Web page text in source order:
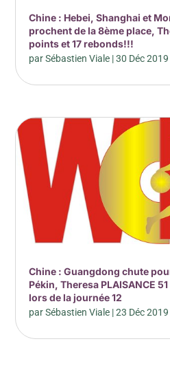
Chine : Hebei, Shanghai et
prochent de la 8ème place,
points et 17 rebonds!!!
parSébastien Viale |30 Déc 2019
Chine : Guangdong chute
Pékin, Theresa PLAISANCE
lors de la journée 12
parSébastien Viale |23 Déc 2019